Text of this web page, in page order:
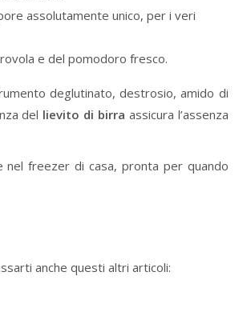
assolutamente unico, per i veri
e del pomodoro fresco.
deglutinato, destrosio, amido di
del lievito di birra assicura l’assenza
nel freezer di casa, pronta per quando
anche questi altri articoli: